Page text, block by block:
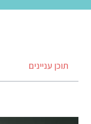
תוכן עניינים